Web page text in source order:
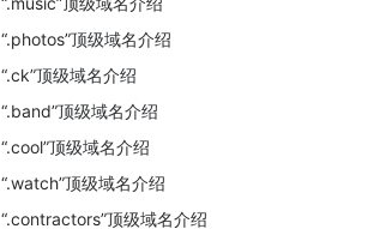
“.photos”顶级域名介绍
“.ck”顶级域名介绍
“.band”顶级域名介绍
“.cool”顶级域名介绍
“.watch”顶级域名介绍
“.contractors”顶级域名介绍